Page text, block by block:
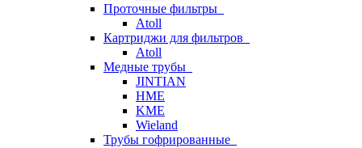
Проточные фильтры
Atoll
Картриджи для фильтров
Atoll
Медные трубы
JINTIAN
HME
KME
Wieland
Трубы гофрированные